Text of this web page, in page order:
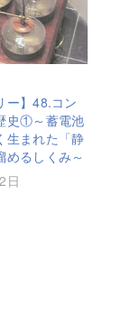
ー】48.コン
史①～蓄電池
生まれた「静
めるしくみ～
日